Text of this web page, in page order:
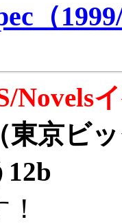
（
Novels
京ビ
12b